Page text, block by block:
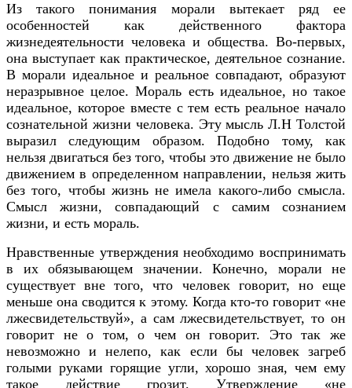
Из такого понимания морали вытекает ряд ее
особенностей как действенного фактора
жизнедеятельности человека и общества. Во-первых,
она выступает как практическое, деятельное сознание.
В морали идеальное и реальное совпадают, образуют
неразрывное целое. Мораль есть идеальное, но такое
идеальное, которое вместе с тем есть реальное начало
сознательной жизни человека. Эту мысль Л.Н Толстой
выразил следующим образом. Подобно тому, как
нельзя двигаться без того, чтобы это движение не было
движением в определенном направлении, нельзя жить
без того, чтобы жизнь не имела какого-либо смысла.
Смысл жизни, совпадающий с самим сознанием
жизни, и есть мораль.
Нравственные утверждения необходимо воспринимать
в их обязывающем значении. Конечно, морали не
существует вне того, что человек говорит, но еще
меньше она сводится к этому. Когда кто-то говорит «не
лжесвидетельствуй», а сам лжесвидетельствует, то он
говорит не о том, о чем он говорит. Это так же
невозможно и нелепо, как если бы человек загреб
голыми руками горящие угли, хорошо зная, чем ему
такое действие грозит. Утверждение «не